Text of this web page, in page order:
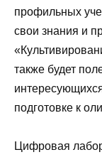
профильных
свои знания и
также будет
подготовке к
Цифровая